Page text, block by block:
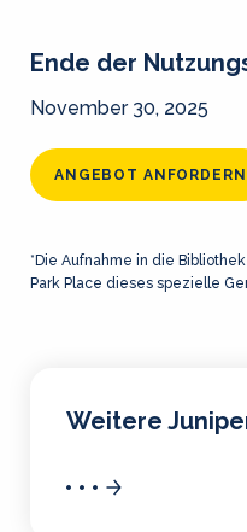
Ende der
November 30, 2025
ANGEBOT ANFORDERN
*Die Aufnahme in die
Park Place dieses spezielle
Weitere